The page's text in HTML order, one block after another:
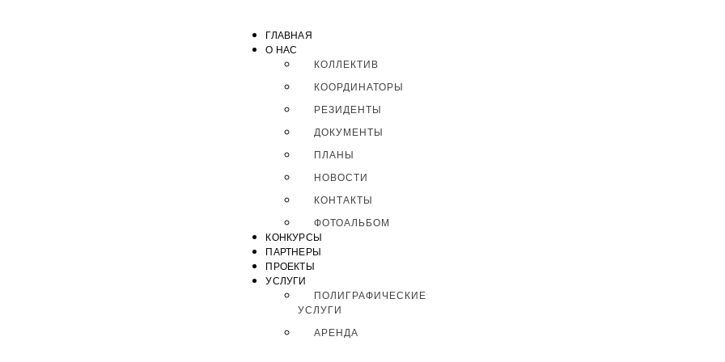
ГЛАВНАЯ
О НАС
КОЛЛЕКТИВ
КООРДИНАТОРЫ
РЕЗИДЕНТЫ
ДОКУМЕНТЫ
ПЛАНЫ
НОВОСТИ
КОНТАКТЫ
ФОТОАЛЬБОМ
КОНКУРСЫ
ПАРТНЕРЫ
ПРОЕКТЫ
УСЛУГИ
ПОЛИГРАФИЧЕСКИЕ
УСЛУГИ
АРЕНДА